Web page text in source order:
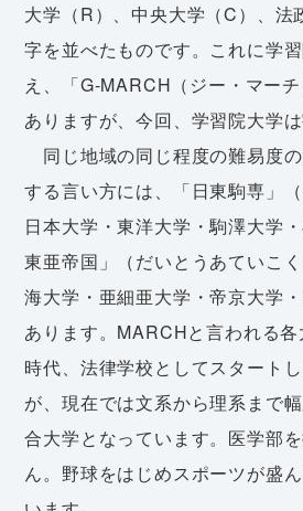
大学（R）、中央大学（C）、法
字を並べたものです。これに学
え、「G-MARCH（ジー・マー
ありますが、今回、学習院大学は
同じ地域の同じ程度の難易度
する言い方には、「日東駒専」
日本大学・東洋大学・駒澤大学
東亜帝国」（だいとうあていこ
海大学・亜細亜大学・帝京大学
あります。MARCHと言われる
時代、法律学校としてスタート
が、現在では文系から理系まで
合大学となっています。医学部
ん。野球をはじめスポーツが盛